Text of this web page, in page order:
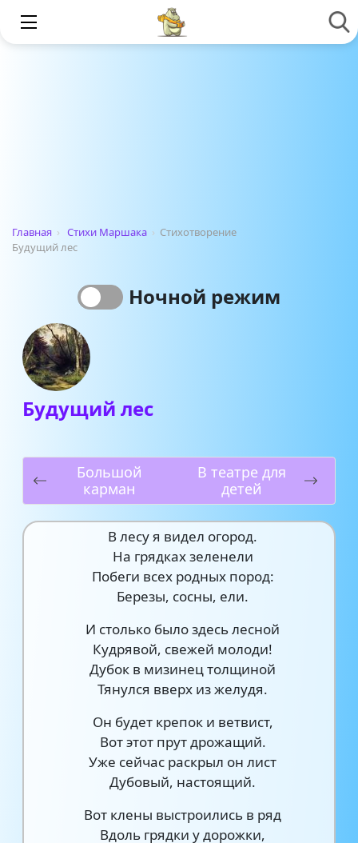
Главная › Стихи Маршака › Стихотворение
Будущий лес
Ночной режим
Будущий лес
Большой
карман
В театре для
детей
В лесу я видел огород.
На грядках зеленели
Побеги всех родных пород:
Березы, сосны, ели.
И столько было здесь лесной
Кудрявой, свежей молоди!
Дубок в мизинец толщиной
Тянулся вверх из желудя.
Он будет крепок и ветвист,
Вот этот прут дрожащий.
Уже сейчас раскрыл он лист
Дубовый, настоящий.
Вот клены выстроились в ряд
Вдоль грядки у дорожки,